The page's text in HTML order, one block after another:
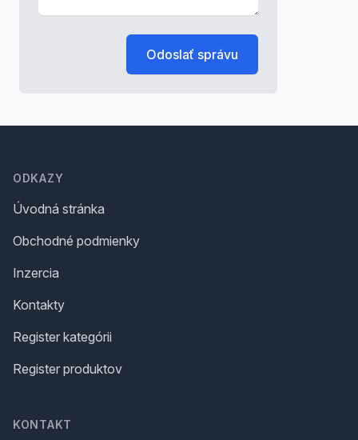
Odoslať správu
ODKAZY
Úvodná stránka
Obchodné podmienky
Inzercia
Kontakty
Register kategórii
Register produktov
KONTAKT